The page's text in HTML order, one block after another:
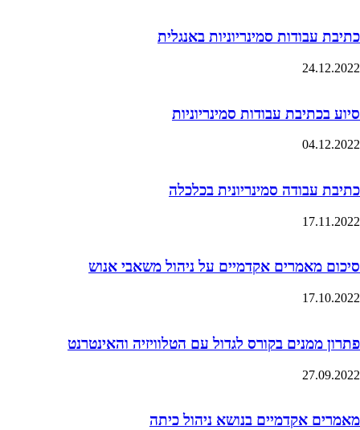
כתיבת עבודות סמינריוניות באנגלית
24.12.2022
סיוע בכתיבת עבודות סמינריוניות
04.12.2022
כתיבת עבודה סמינריונית בכלכלה
17.11.2022
סיכום מאמרים אקדמיים על ניהול משאבי אנוש
17.10.2022
פתרון ממנים בקורס לגדול עם הטלוויזיה והאינטרנט
27.09.2022
מאמרים אקדמיים בנושא ניהול כיתה